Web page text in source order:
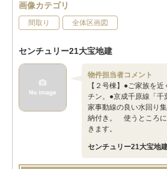
画像カテゴリ
間取り 全体区画図
センチュリー21大宝地建
物件担当者コメント
【２号棟】●ご家族を
チン。●京成千原線「千
家事動線の良い水回り
納付き。 使うところ
きます。
センチュリー21大宝地